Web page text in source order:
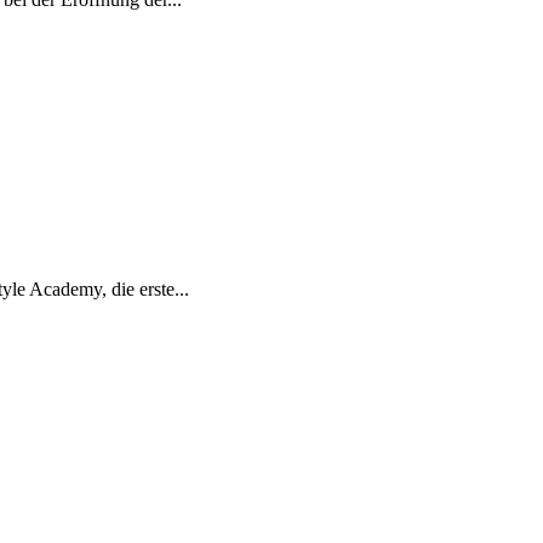
Academy, die erste...